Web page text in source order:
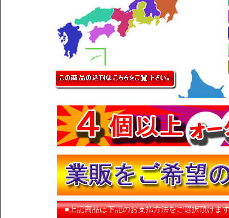
■上記商品は下記のお支払方法をご選択頂けま